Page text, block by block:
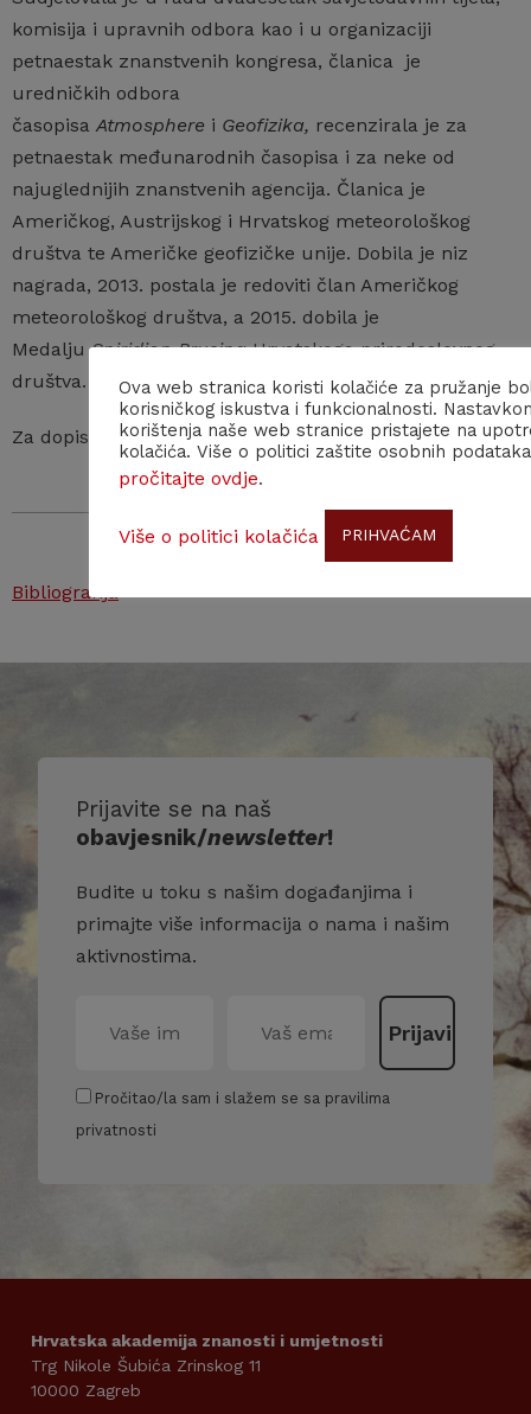
komisija i upravnih odbora kao i u organizaciji
petnaestak znanstvenih kongresa, članica je
uredničkih odbora
časopisaAtmosphere i Geofizika, recenzirala je za
petnaestak međunarodnih časopisa i za neke od
najuglednijih znanstvenih agencija. Članica je
Američkog, Austrijskog i Hrvatskog meteorološkog
društva te Američke geofizičke unije. Dobila je niz
nagrada, 2013. postala je redoviti član Američkog
meteorološkog društva, a 2015. dobila je
MedaljuSpiridion BrusinaHrvatskoga prirodoslovnog
društva.
Za dopisnu članicu HAZU izabrana je 2018.
Bibliografija
Prijavite se na naš
obavjesnik/newsletter!
Budite u toku s našim događanjima i
primajte više informacija o nama i našim
aktivnostima.
Pročitao/la sam i slažem se sa pravilima
privatnosti
Hrvatska akademija znanosti i umjetnosti
Trg Nikole Šubića Zrinskog 11
10000 Zagreb
Ova web stranica koristi kolačiće za pružanje
korisničkog iskustva i funkcionalnosti.
korištenja naše web stranice pristajete na
kolačića. Više o politici zaštite osobnih podataka
pročitajte ovdje.
Više o politici kolačića PRIHVAĆAM